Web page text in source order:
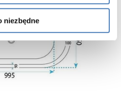
niezbędne